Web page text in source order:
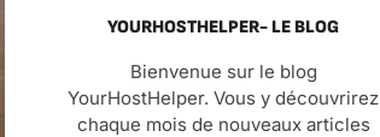
YOURHOSTHELPER- LE BLOG
Bienvenue sur le blog
YourHostHelper. Vous y découvrirez
chaque mois de nouveaux articles